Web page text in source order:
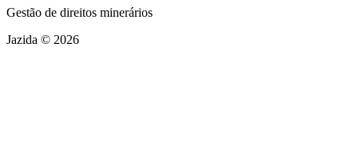
Gestão de direitos minerários
Jazida © 2026